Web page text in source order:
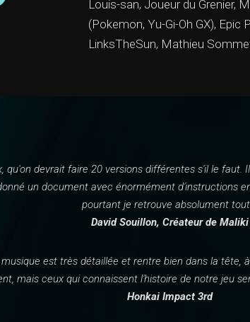
Louis-san, Joueur du Grenier,
(Pokemon, Yu-Gi-Oh GX), Epic
LinksTheSun, Mathieu
devrait faire 20 versions différentes s'il le faut.
un document avec énormément d'instructions
pourtant je retrouve absolument tout
David Souillon, Créateur de Maliki
est très détaillée et rentre bien dans la tête,
mais ceux qui connaissent l'histoire de notre jeu
Honkai Impact 3rd